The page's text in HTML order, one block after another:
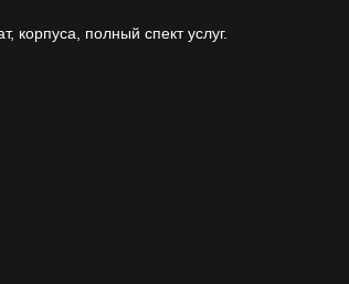
корпуса, полный спект услуг.